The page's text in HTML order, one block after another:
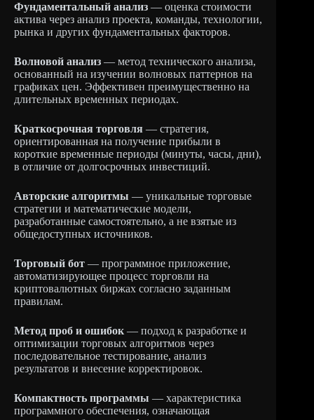
Фундаментальный анализ — оценка стоимости
актива через анализ проекта, команды, технологии,
рынка и других фундаментальных факторов.
Волновой анализ — метод технического анализа,
основанный на изучении волновых паттернов на
графиках цен. Эффективен преимущественно на
длительных временных периодах.
Краткосрочная торговля — стратегия,
ориентированная на получение прибыли в
короткие временные периоды (минуты, часы, дни),
в отличие от долгосрочных инвестиций.
Авторские алгоритмы — уникальные торговые
стратегии и математические модели,
разработанные самостоятельно, а не взятые из
общедоступных источников.
Торговый бот — программное приложение,
автоматизирующее процесс торговли на
криптовалютных биржах согласно заданным
правилам.
Метод проб и ошибок — подход к разработке и
оптимизации торговых алгоритмов через
последовательное тестирование, анализ
результатов и внесение корректировок.
Компактность программы — характеристика
программного обеспечения, означающая